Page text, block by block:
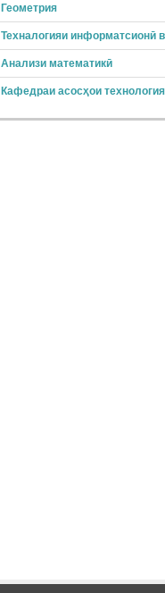
Геометрия
Техналогияи информатсионӣ
Анализи математикӣ
Кафедраи асосҳои